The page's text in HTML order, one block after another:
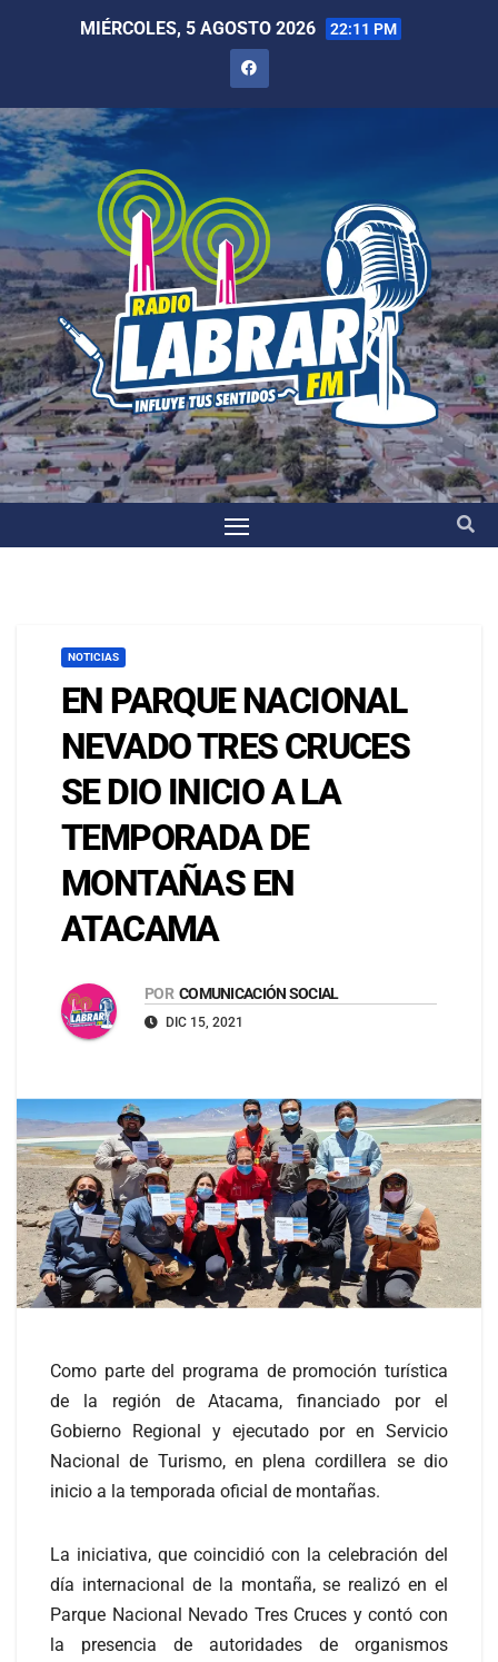
MIÉRCOLES, 5 AGOSTO 2026 22:11 PM
NOTICIAS
EN PARQUE NACIONAL
NEVADO TRES CRUCES
SE DIO INICIO A LA
TEMPORADA DE
MONTAÑAS EN
ATACAMA
POR COMUNICACIÓN SOCIAL
DIC 15, 2021
Como parte del programa de promoción turística
de la región de Atacama, financiado por el
Gobierno Regional y ejecutado por en Servicio
Nacional de Turismo, en plena cordillera se dio
inicio a la temporada oficial de montañas.
La iniciativa, que coincidió con la celebración del
día internacional de la montaña, se realizó en el
Parque Nacional Nevado Tres Cruces y contó con
la presencia de autoridades de organismos